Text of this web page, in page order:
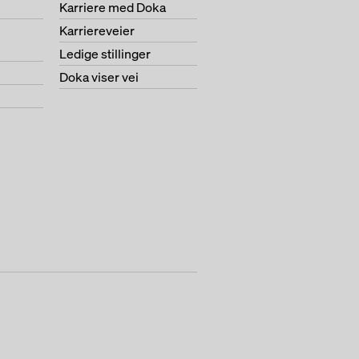
Karriere med Doka
Karriereveier
Ledige stillinger
Doka viser vei